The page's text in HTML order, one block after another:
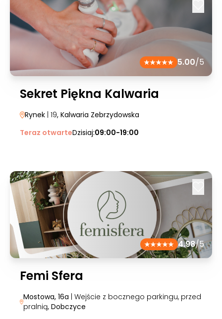
5.00/5
Sekret Piękna Kalwaria
Rynek | 19, Kalwaria Zebrzydowska
Teraz otwarteDzisiaj:09:00-19:00
4.98/5
Femi Sfera
Mostowa, 16a | Wejście z bocznego parkingu, przed
pralnią, Dobczyce